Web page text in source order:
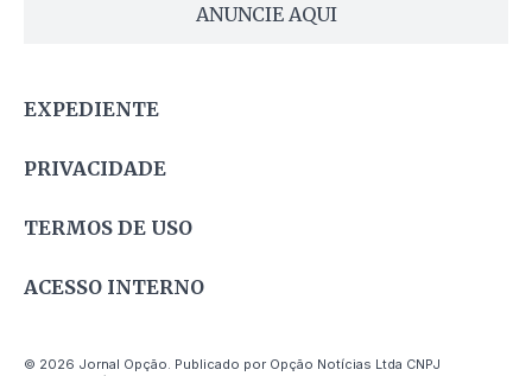
ANUNCIE AQUI
EXPEDIENTE
PRIVACIDADE
TERMOS DE USO
ACESSO INTERNO
© 2026 Jornal Opção. Publicado por Opção Notícias Ltda CNPJ